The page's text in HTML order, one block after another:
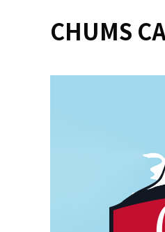
CHUMS